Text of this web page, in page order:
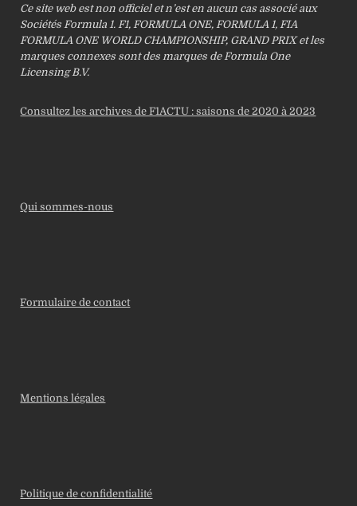
Ce site web est non officiel et n’est en aucun cas associé aux
Sociétés Formula 1. F1, FORMULA ONE, FORMULA 1, FIA
FORMULA ONE WORLD CHAMPIONSHIP, GRAND PRIX et les
marques connexes sont des marques de Formula One
Licensing B.V.
Consultez les archives de F1ACTU : saisons de 2020 à 2023
Qui sommes-nous
Formulaire de contact
Mentions légales
Politique de confidentialité